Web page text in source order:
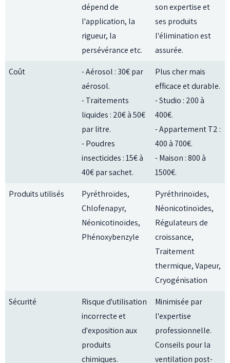
dépend de
l'application, la
rigueur, la
persévérance etc.
son expertise et
ses produits
l'élimination est
assurée.
Coût
- Aérosol : 30€ par
aérosol.
- Traitements
liquides : 20€ à 50€
par litre.
- Poudres
insecticides : 15€ à
40€ par sachet.
Plus cher mais
efficace et durable.
- Studio : 200 à
400€.
- Appartement T2 :
400 à 700€.
- Maison : 800 à
1500€.
Produits utilisés
Pyréthroïdes,
Chlofenapyr,
Néonicotinoïdes,
Phénoxybenzyle
Pyréthrinoïdes,
Néonicotinoïdes,
Régulateurs de
croissance,
Traitement
thermique, Vapeur,
Cryogénisation
Sécurité
Risque d'utilisation
incorrecte et
d'exposition aux
produits
chimiques.
Minimisée par
l'expertise
professionnelle.
Conseils pour la
ventilation post-